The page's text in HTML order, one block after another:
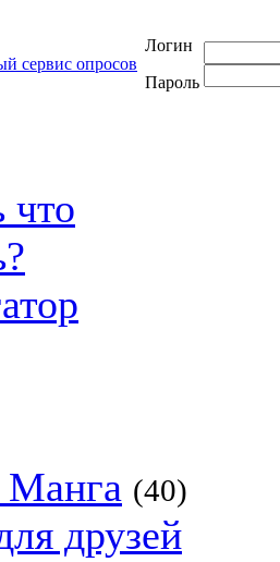
Логин
Пароль
(40)
друзей